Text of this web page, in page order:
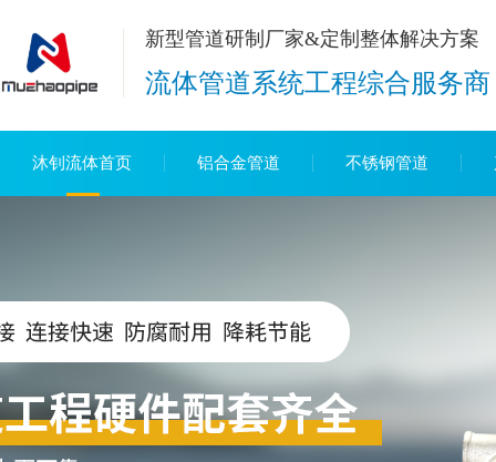
新型管道研制厂家&定制整体解决方案
流体管道系统工程综合服务商
沐钊流体首页 铝合金管道 不锈钢管道